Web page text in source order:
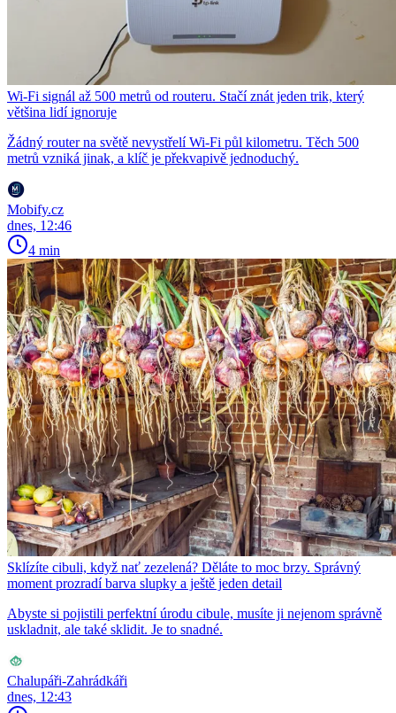
Wi-Fi signál až 500 metrů od routeru. Stačí znát jeden trik, který
většina lidí ignoruje
Žádný router na světě nevystřelí Wi-Fi půl kilometru. Těch 500
metrů vzniká jinak, a klíč je překvapivě jednoduchý.
Mobify.cz
dnes, 12:46
4 min
Sklízíte cibuli, když nať zezelená? Děláte to moc brzy. Správný
moment prozradí barva slupky a ještě jeden detail
Abyste si pojistili perfektní úrodu cibule, musíte ji nejenom správně
uskladnit, ale také sklidit. Je to snadné.
Chalupáři-Zahrádkáři
dnes, 12:43